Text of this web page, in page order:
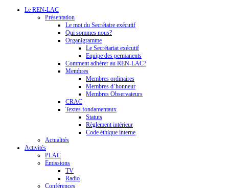
Le REN-LAC
Présentation
Le mot du Secrétaire exécutif
Qui sommes nous?
Organigramme
Le Secrétariat exécutif
Equipe des permanents
Comment adhérer au REN-LAC?
Membres
Membres ordinaires
Membres d’honneur
Membres Observateurs
CRAC
Textes fondamentaux
Statuts
Règlement intérieur
Code éthique interne
Actualités
Activités
PLAC
Emissions
TV
Radio
Conférences